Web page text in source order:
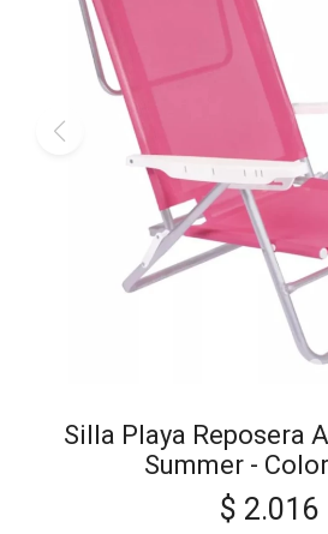
Silla Playa Reposera
Summer -
$ 2.016
Audio
Accesorios